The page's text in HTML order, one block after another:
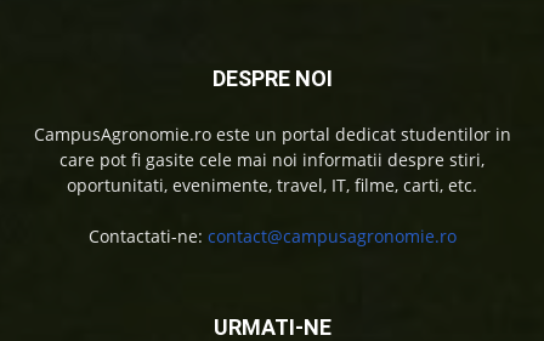
DESPRE NOI
CampusAgronomie.ro este un portal dedicat studentilor in
care pot fi gasite cele mai noi informatii despre stiri,
oportunitati, evenimente, travel, IT, filme, carti, etc.
Contactati-ne: contact@campusagronomie.ro
URMATI-NE